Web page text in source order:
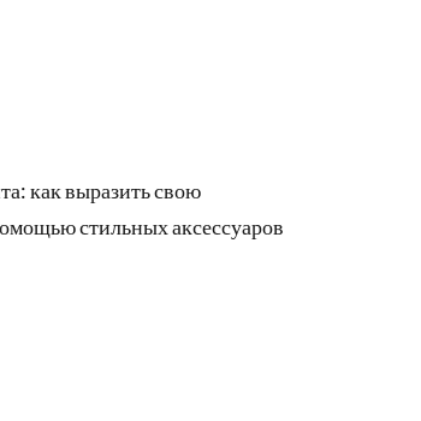
как выразить свою
стильных аксессуаров